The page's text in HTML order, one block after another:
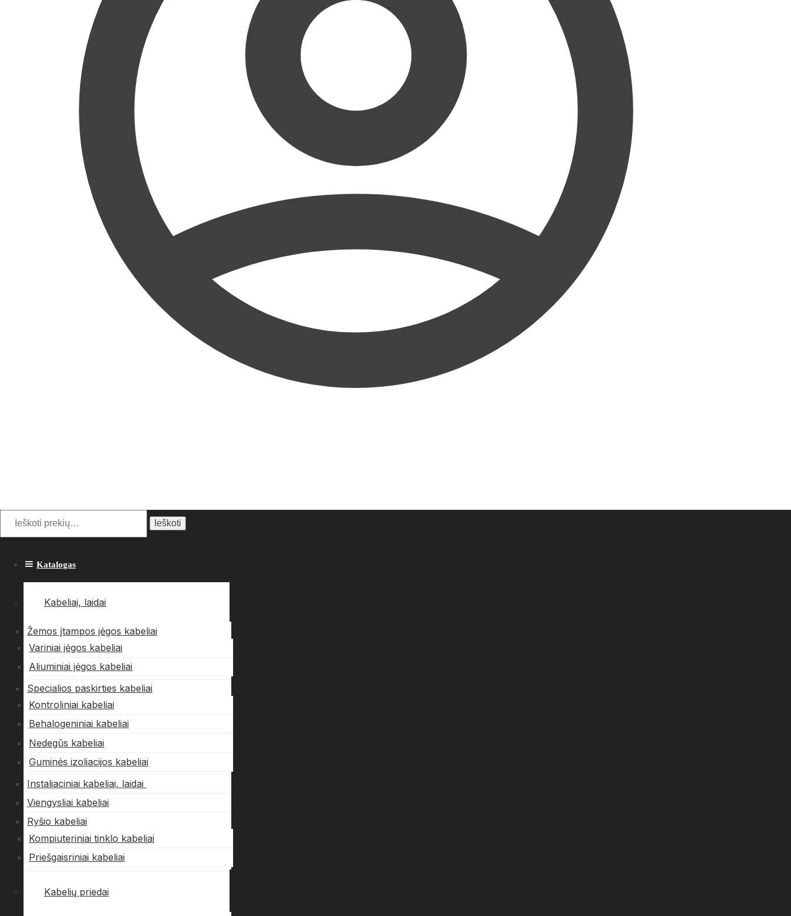
Ieškoti:
Ieškoti
Katalogas
Kabeliai, laidai
Žemos įtampos jėgos kabeliai
Variniai jėgos kabeliai
Aliuminiai jėgos kabeliai
Specialios paskirties kabeliai
Kontroliniai kabeliai
Behalogeniniai kabeliai
Nedegūs kabeliai
Guminės izoliacijos kabeliai
Instaliaciniai kabeliai, laidai
Viengysliai kabeliai
Ryšio kabeliai
Kompiuteriniai tinklo kabeliai
Priešgaisriniai kabeliai
Kabelių priedai